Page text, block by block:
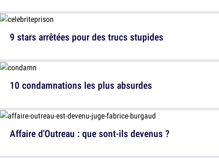
10 condamnations les plus absurdes
9 stars arrêtées pour des trucs stupides
Affaire d'Outreau : que sont-ils devenus ?